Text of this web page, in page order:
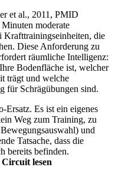
et al., 2011, PMID
moderate
Krafttrainingseinheiten, die
Diese Anforderung zu
räumliche Intelligenz:
Bodenfläche ist, welcher
trägt und welche
für Schrägübungen sind.
Ersatz. Es ist ein eigenes
Weg zum Training, zu
und
Tatsache, dass die
bereits befinden.
lesen